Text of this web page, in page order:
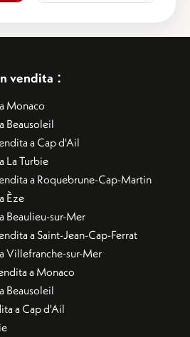
vendita :
Monaco
Beausoleil
a Cap d'Ail
La Turbie
a Roquebrune-Cap-Martin
Èze
Beaulieu-sur-Mer
a Saint-Jean-Cap-Ferrat
Villefranche-sur-Mer
a Monaco
Beausoleil
a Cap d'Ail